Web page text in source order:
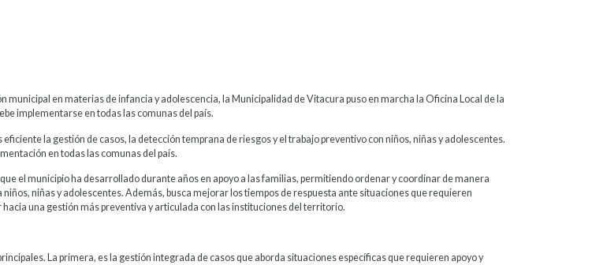
municipal en materias de infancia y adolescencia, la Municipalidad de Vitacura puso en marcha la Oficina Local de la
implementarse en todas las comunas del país.
la gestión de casos, la detección temprana de riesgos y el trabajo preventivo con niños, niñas y adolescentes.
en todas las comunas del país.
el municipio ha desarrollado durante años en apoyo a las familias, permitiendo ordenar y coordinar de manera
niñas y adolescentes. Además, busca mejorar los tiempos de respuesta ante situaciones que requieren
una gestión más preventiva y articulada con las instituciones del territorio.
La primera, es la gestión integrada de casos que aborda situaciones específicas que requieren apoyo y